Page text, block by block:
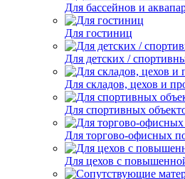
Для бассейнов и
Для гостиниц
Для детских /
Для складов, цехов и
Для спортивных
Для торгово-офисных
Для цехов с